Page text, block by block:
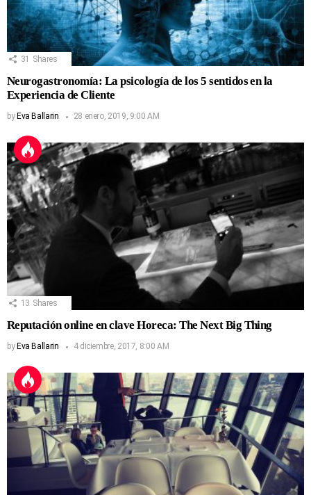
31 Shares
Neurogastronomía: La psicología de los 5 sentidos en la
Experiencia de Cliente
by Eva Ballarin 28 enero, 2019, 9:00 AM
13 Shares
Reputación online en clave Horeca: The Next Big Thing
by Eva Ballarin 4 diciembre, 2017, 8:00 AM